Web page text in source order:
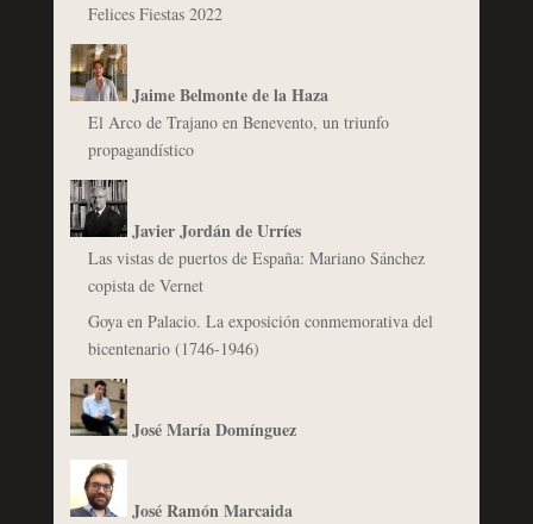
Felices Fiestas 2022
Jaime Belmonte de la Haza
El Arco de Trajano en Benevento, un triunfo
propagandístico
Javier Jordán de Urríes
Las vistas de puertos de España: Mariano Sánchez
copista de Vernet
Goya en Palacio. La exposición conmemorativa del
bicentenario (1746-1946)
José María Domínguez
José Ramón Marcaida